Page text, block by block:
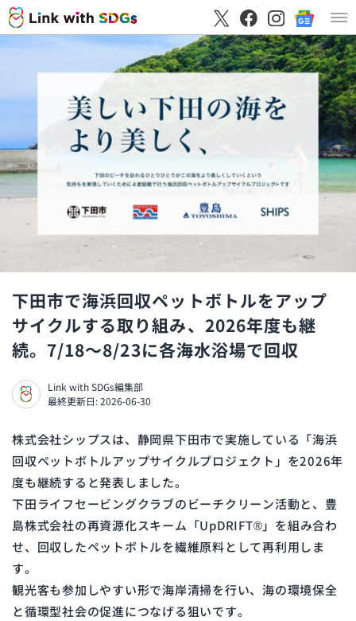
下田市で海浜回収ペットボトルをアップ
サイクルする取り組み、2026年度も継
続。7/18〜8/23に各海水浴場で回収
Link with SDGs編集部
最終更新日: 2026-06-30
株式会社シップスは、静岡県下田市で実施している「海浜
回収ペットボトルアップサイクルプロジェクト」を2026年
度も継続すると発表しました。
下田ライフセービングクラブのビーチクリーン活動と、豊
島株式会社の再資源化スキーム「UpDRIFT®」を組み合わ
せ、回収したペットボトルを繊維原料として再利用しま
す。
観光客も参加しやすい形で海岸清掃を行い、海の環境保全
と循環型社会の促進につなげる狙いです。